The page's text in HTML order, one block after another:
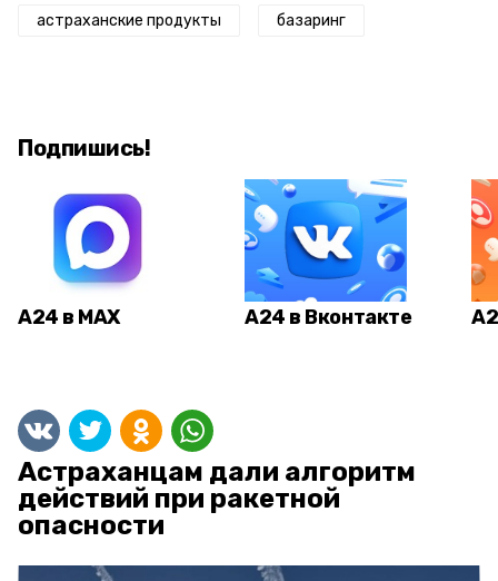
астраханские продукты базаринг
Подпишись!
А24 в MAX А24 в Вконтакте
Астраханцам дали алгоритм
действий при ракетной
опасности